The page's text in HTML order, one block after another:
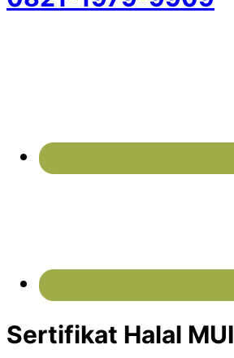
Sertifikat Halal MUI